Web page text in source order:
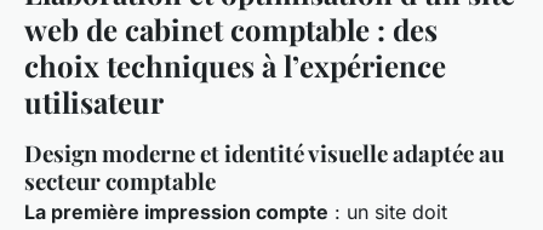
web de cabinet comptable : des
choix techniques à l’expérience
utilisateur
Design moderne et identité visuelle adaptée au
secteur comptable
La première impression compte : un site doit